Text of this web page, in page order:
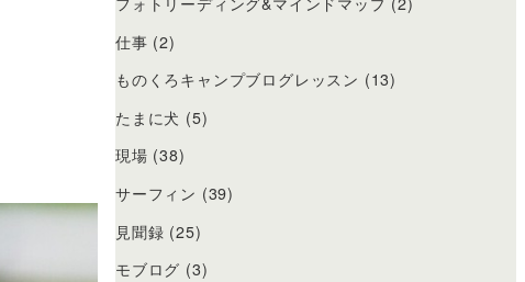
仕事 (2)
ものくろキャンプブログレッスン (13)
たまに犬 (5)
現場 (38)
サーフィン (39)
見聞録 (25)
モブログ (3)